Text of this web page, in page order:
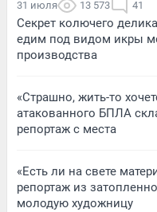
31 июля 13 573 41
Секрет колючего
едим под видом икры
производства
«Страшно, жить-то
атакованного БПЛА
репортаж с места
«Есть ли на свете
репортаж из
молодую художницу